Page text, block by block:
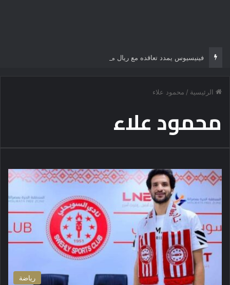
فينيسيوس يمدد تعاقده مع ريال مدريد
الرئيسية / محمود علاء
محمود علاء
رياضة